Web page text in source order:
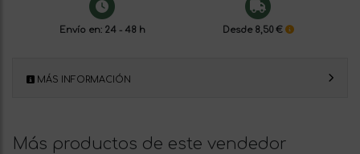
Envío en: 24 - 48 h Desde 8,50 €
MÁS INFORMACIÓN
Más productos de este vendedor